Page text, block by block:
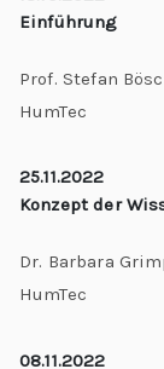
Einführung
Prof. Stefan
HumTec
25.11.2022
Konzept der
Dr. Barbara
HumTec
08.11.2022